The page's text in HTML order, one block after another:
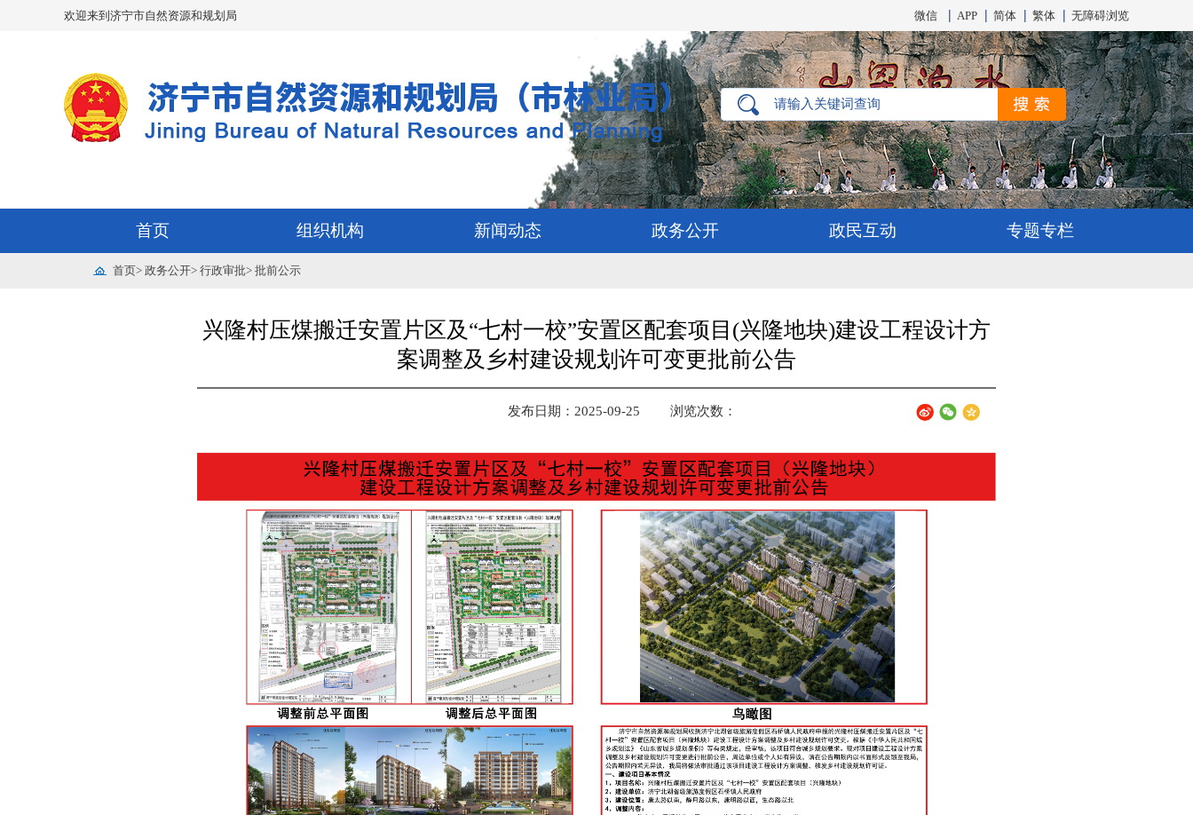
欢迎来到济宁市自然资源和规划局 微信 APP 简体 繁体 无障碍浏览
首页 组织机构 新闻动态 政务公开 政民互动 专题专栏
首页> 政务公开> 行政审批> 批前公示
兴隆村压煤搬迁安置片区及“七村一校”安置区配套项目(兴隆地块)建设工程设计方
案调整及乡村建设规划许可变更批前公告
发布日期：2025-09-25 浏览次数：